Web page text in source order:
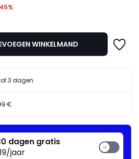
WINKELMAND
3 dagen
€
dagen gratis
jaar